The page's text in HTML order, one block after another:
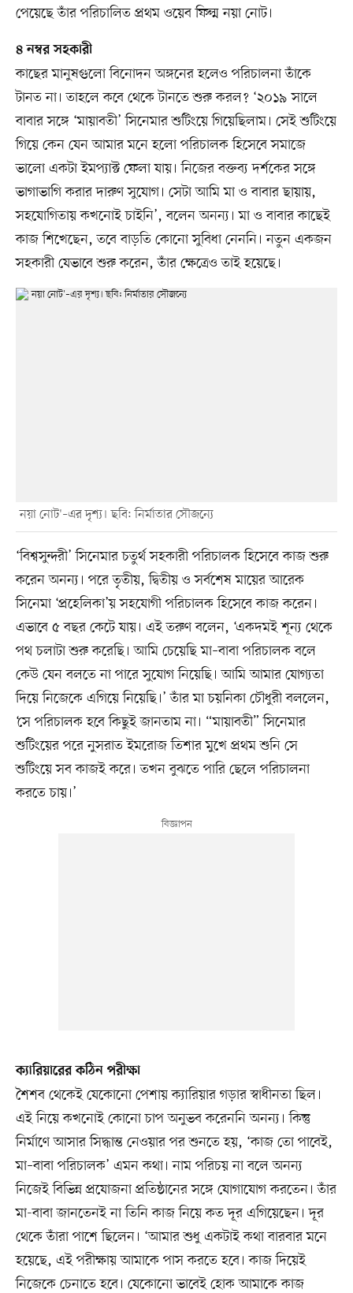
পেয়েছে তাঁর পরিচালিত প্রথম ওয়েব ফিল্ম নয়া নোট।
৪ নম্বর সহকারী
কাছের মানুষগুলো বিনোদন অঙ্গনের হলেও পরিচালনা তাঁকে
টানত না। তাহলে কবে থেকে টানতে শুরু করল? ‘২০১৯ সালে
বাবার সঙ্গে ‘মায়াবতী’ সিনেমার শুটিংয়ে গিয়েছিলাম। সেই শুটিংয়ে
গিয়ে কেন যেন আমার মনে হলো পরিচালক হিসেবে সমাজে
ভালো একটা ইমপ্যাক্ট ফেলা যায়। নিজের বক্তব্য দর্শকের সঙ্গে
ভাগাভাগি করার দারুণ সুযোগ। সেটা আমি মা ও বাবার ছায়ায়,
সহযোগিতায় কখনোই চাইনি’, বলেন অনন্য। মা ও বাবার কাছেই
কাজ শিখেছেন, তবে বাড়তি কোনো সুবিধা নেননি। নতুন একজন
সহকারী যেভাবে শুরু করেন, তাঁর ক্ষেত্রেও তাই হয়েছে।
`নয়া নোট'–এর দৃশ্য। ছবি: নির্মাতার সৌজন্যে
‘বিশ্বসুন্দরী’ সিনেমার চতুর্থ সহকারী পরিচালক হিসেবে কাজ শুরু
করেন অনন্য। পরে তৃতীয়, দ্বিতীয় ও সর্বশেষ মায়ের আরেক
সিনেমা ‘প্রহেলিকা’য় সহযোগী পরিচালক হিসেবে কাজ করেন।
এভাবে ৫ বছর কেটে যায়। এই তরুণ বলেন, ‘একদমই শূন্য থেকে
পথ চলাটা শুরু করেছি। আমি চেয়েছি মা–বাবা পরিচালক বলে
কেউ যেন বলতে না পারে সুযোগ নিয়েছি। আমি আমার যোগ্যতা
দিয়ে নিজেকে এগিয়ে নিয়েছি।’ তাঁর মা চয়নিকা চৌধুরী বললেন,
‘সে পরিচালক হবে কিছুই জানতাম না। “মায়াবতী” সিনেমার
শুটিংয়ের পরে নুসরাত ইমরোজ তিশার মুখে প্রথম শুনি সে
শুটিংয়ে সব কাজই করে। তখন বুঝতে পারি ছেলে পরিচালনা
করতে চায়।’
ক্যারিয়ারের কঠিন পরীক্ষা
শৈশব থেকেই যেকোনো পেশায় ক্যারিয়ার গড়ার স্বাধীনতা ছিল।
এই নিয়ে কখনোই কোনো চাপ অনুভব করেননি অনন্য। কিন্তু
নির্মাণে আসার সিদ্ধান্ত নেওয়ার পর শুনতে হয়, ‘কাজ তো পাবেই,
মা–বাবা পরিচালক’ এমন কথা। নাম পরিচয় না বলে অনন্য
নিজেই বিভিন্ন প্রযোজনা প্রতিষ্ঠানের সঙ্গে যোগাযোগ করতেন। তাঁর
মা-বাবা জানতেনই না তিনি কাজ নিয়ে কত দূর এগিয়েছেন। দূর
থেকে তাঁরা পাশে ছিলেন। ‘আমার শুধু একটাই কথা বারবার মনে
হয়েছে, এই পরীক্ষায় আমাকে পাস করতে হবে। কাজ দিয়েই
নিজেকে চেনাতে হবে। যেকোনো ভাবেই হোক আমাকে কাজ